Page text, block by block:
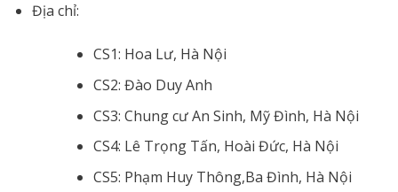
Địa chỉ:
CS1: Hoa Lư, Hà Nội
CS2: Đào Duy Anh
CS3: Chung cư An Sinh, Mỹ Đình, Hà Nội
CS4: Lê Trọng Tấn, Hoài Đức, Hà Nội
CS5: Phạm Huy Thông,Ba Đình, Hà Nội